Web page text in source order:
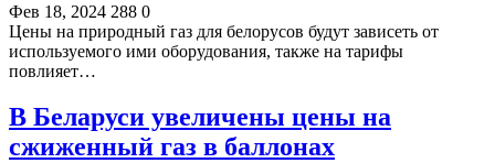
Фев 18, 2024 288 0
Цены на природный газ для белорусов будут зависеть от
используемого ими оборудования, также на тарифы
повлияет…
В Беларуси увеличены цены на
сжиженный газ в баллонах